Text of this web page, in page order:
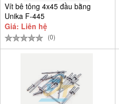
Vít bê tông 4x45 đầu bằng
Unika F-445
Giá: Liên hệ
(0)